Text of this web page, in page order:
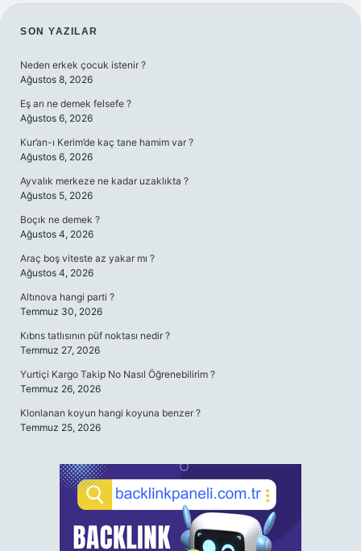
SIDEBAR
SON YAZILAR
Neden erkek çocuk istenir ?
Ağustos 8, 2026
Eş arı ne demek felsefe ?
Ağustos 6, 2026
Kur’an-ı Kerim’de kaç tane hamim var ?
Ağustos 6, 2026
Ayvalık merkeze ne kadar uzaklıkta ?
Ağustos 5, 2026
Boçık ne demek ?
Ağustos 4, 2026
Araç boş viteste az yakar mı ?
Ağustos 4, 2026
Altınova hangi parti ?
Temmuz 30, 2026
Kıbrıs tatlısının püf noktası nedir ?
Temmuz 27, 2026
Yurtiçi Kargo Takip No Nasıl Öğrenebilirim ?
Temmuz 26, 2026
Klonlanan koyun hangi koyuna benzer ?
Temmuz 25, 2026